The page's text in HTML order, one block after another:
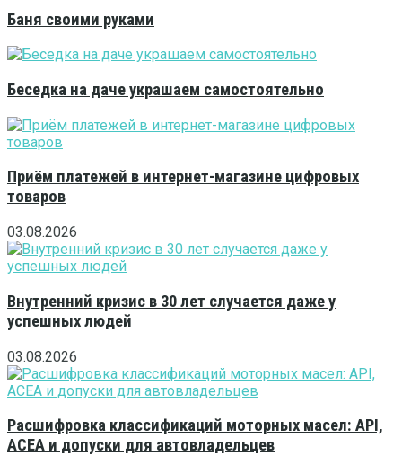
Баня своими руками
Беседка на даче украшаем самостоятельно
Приём платежей в интернет-магазине цифровых
товаров
03.08.2026
Внутренний кризис в 30 лет случается даже у
успешных людей
03.08.2026
Расшифровка классификаций моторных масел: API,
ACEA и допуски для автовладельцев